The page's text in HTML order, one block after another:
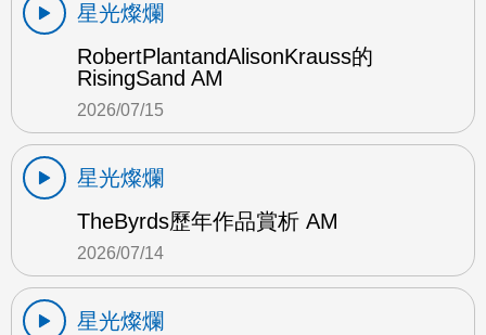
星光燦爛
RobertPlantandAlisonKrauss的
RisingSand AM
2026/07/15
星光燦爛
TheByrds歷年作品賞析 AM
2026/07/14
星光燦爛